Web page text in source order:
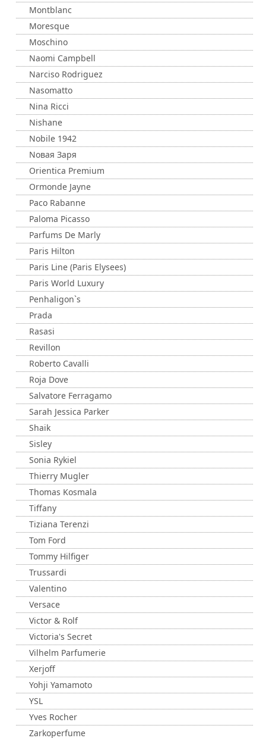
Montblanc
Moresque
Moschino
Naomi Campbell
Narciso Rodriguez
Nasomatto
Nina Ricci
Nishane
Nobile 1942
Nовая Заря
Orientica Premium
Ormonde Jayne
Paco Rabanne
Paloma Picasso
Parfums De Marly
Paris Hilton
Paris Line (Paris Elysees)
Paris World Luxury
Penhaligon`s
Prada
Rasasi
Revillon
Roberto Cavalli
Roja Dove
Salvatore Ferragamo
Sarah Jessica Parker
Shaik
Sisley
Sonia Rykiel
Thierry Mugler
Thomas Kosmala
Tiffany
Tiziana Terenzi
Tom Ford
Tommy Hilfiger
Trussardi
Valentino
Versace
Victor & Rolf
Victoria's Secret
Vilhelm Parfumerie
Xerjoff
Yohji Yamamoto
YSL
Yves Rocher
Zarkoperfume